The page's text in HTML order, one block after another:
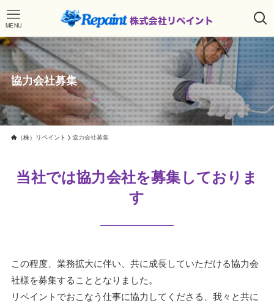
MENU
協力会社募集
（株）リペイント 協力会社募集
当社では協力会社を募集しておりま
す
この程度、業務拡大に伴い、共に成長していただける協力会
社様を募集することとなりました。
リペイントでおこなう仕事に協力してくださる、我々と共に